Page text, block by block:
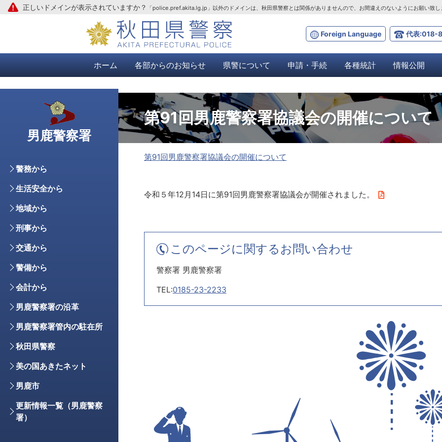
本文へ
Foreign Language 代表:018-
正しいドメインが表示されていますか？ 「police.pref.akita.lg.jp」以外のドメインは、秋田県警察とは関係がありませんので、お間違えのないようにお願い致し
ホーム 各部からのお知らせ 県警について 申請・手続 各種統計 情報公開
第91回男鹿警察署協議会の開催について
第91回男鹿警察署協議会の開催について
令和５年12月14日に第91回男鹿警察署協議会が開催されました。
このページに関するお問い合わせ
警察署 男鹿警察署
TEL:0185-23-2233
男鹿警察署
警務から
生活安全から
地域から
刑事から
交通から
警備から
会計から
男鹿警察署の沿革
男鹿警察署管内の駐在所
秋田県警察
美の国あきたネット
男鹿市
更新情報一覧（男鹿警察
署）